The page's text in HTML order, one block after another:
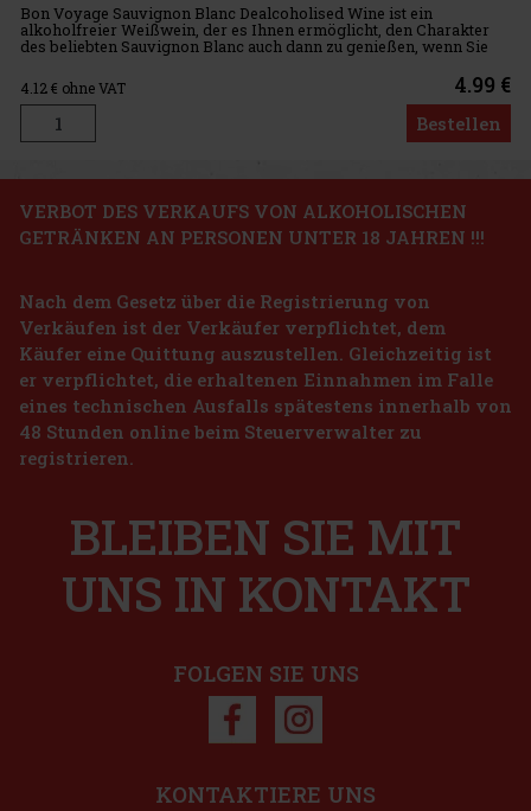
Bohemia Sekt ICE alkoholfrei 0% 0,75 l
AUF LAGER(> 5 st)
Bohemia Sekt ICE alkoholfrei ist ein alkoholfreies prickelndes
Getränk zur sommerlichen Erfrischung, das genauso verspielt,
frisch und spritzig ist wie seine alkoholische Variante. Die ideale
Wahl für alle, die in vollen Zügen genießen wollen, aber o
Bon Voyage Sauvignon Blanc Dealcoholised Wine ist ein
alkoholfreier Weißwein, der es Ihnen ermöglicht, den Charakter
des beliebten Sauvignon Blanc auch dann zu genießen, wenn Sie
auf Alkohol verzichten möchten. Er eignet sich beispielsweise vor
dem A
4.12€ ohne VAT 4.99 €
Bestellen
VERBOT DES VERKAUFS VON ALKOHOLISCHEN
GETRÄNKEN AN PERSONEN UNTER 18 JAHREN !!!
Nach dem Gesetz über die Registrierung von
Verkäufen ist der Verkäufer verpflichtet, dem
Käufer eine Quittung auszustellen. Gleichzeitig ist
er verpflichtet, die erhaltenen Einnahmen im Falle
eines technischen Ausfalls spätestens innerhalb von
48 Stunden online beim Steuerverwalter zu
registrieren.
BLEIBEN SIE MIT
UNS IN KONTAKT
FOLGEN SIE UNS
KONTAKTIERE UNS